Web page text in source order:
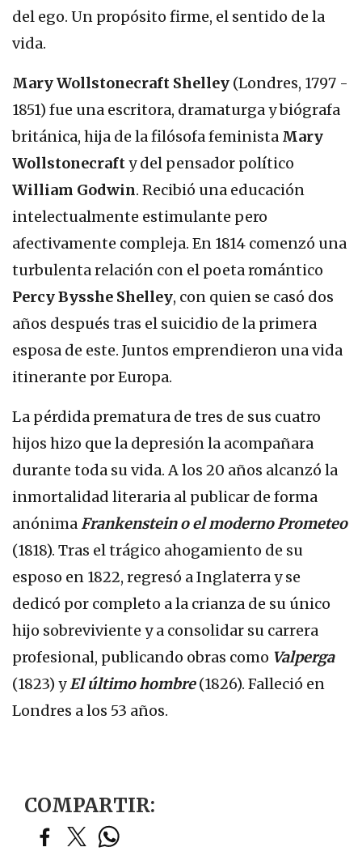
del ego. Un propósito firme, el sentido de la
vida.
Mary Wollstonecraft Shelley (Londres, 1797 -
1851) fue una escritora, dramaturga y biógrafa
británica, hija de la filósofa feminista Mary
Wollstonecrafty del pensador político
William Godwin. Recibió una educación
intelectualmente estimulante pero
afectivamente compleja. En 1814 comenzó una
turbulenta relación con el poeta romántico
Percy Bysshe Shelley, con quien se casó dos
años después tras el suicidio de la primera
esposa de este. Juntos emprendieron una vida
itinerante por Europa.
La pérdida prematura de tres de sus cuatro
hijos hizo que la depresión la acompañara
durante toda su vida. A los 20 años alcanzó la
inmortalidad literaria al publicar de forma
anónima Frankenstein o el moderno Prometeo
(1818). Tras el trágico ahogamiento de su
esposo en 1822, regresó a Inglaterra y se
dedicó por completo a la crianza de su único
hijo sobreviviente y a consolidar su carrera
profesional, publicando obras como Valperga
(1823) yEl último hombre(1826). Falleció en
Londres a los 53 años.
COMPARTIR: